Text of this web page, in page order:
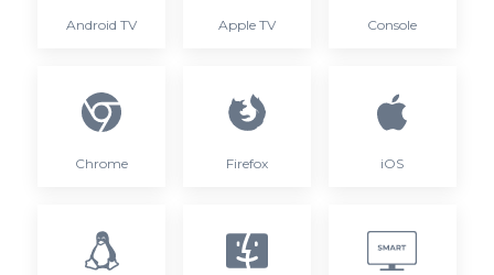
Android TV Apple TV Console
Chrome Firefox iOS